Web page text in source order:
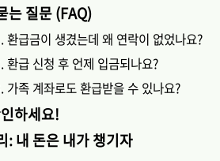
는 질문 (FAQ)
환급금이 생겼는데 왜 연락이 없었나요?
환급 신청 후 언제 입금되나요?
가족 계좌로도 환급받을 수 있나요?
하세요!
: 내 돈은 내가 챙기자